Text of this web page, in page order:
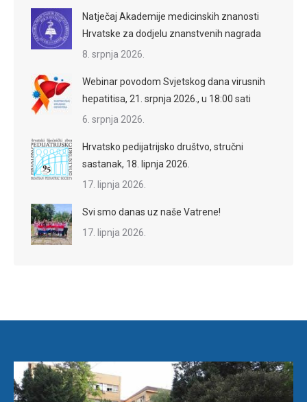
Natječaj Akademije medicinskih znanosti
Hrvatske za dodjelu znanstvenih nagrada
8. srpnja 2026.
Webinar povodom Svjetskog dana virusnih
hepatitisa, 21. srpnja 2026., u 18:00 sati
6. srpnja 2026.
Hrvatsko pedijatrijsko društvo, stručni
sastanak, 18. lipnja 2026.
17. lipnja 2026.
Svi smo danas uz naše Vatrene!
17. lipnja 2026.